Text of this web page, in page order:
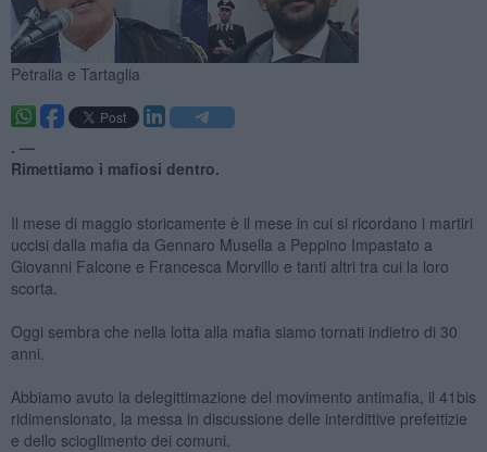
Petralia e Tartaglia
. —
Rimettiamo i mafiosi dentro.
Il mese di maggio storicamente è il mese in cui si ricordano i martiri
uccisi dalla mafia da Gennaro Musella a Peppino Impastato a
Giovanni Falcone e Francesca Morvillo e tanti altri tra cui la loro
scorta.
Oggi sembra che nella lotta alla mafia siamo tornati indietro di 30
anni.
Abbiamo avuto la delegittimazione del movimento antimafia, il 41bis
ridimensionato, la messa in discussione delle interdittive prefettizie
e dello scioglimento dei comuni.